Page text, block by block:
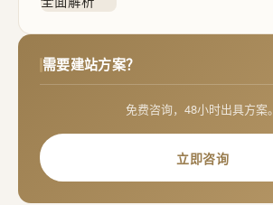
需要建站方案？
免费咨询，48小时出具方案。
立即咨询